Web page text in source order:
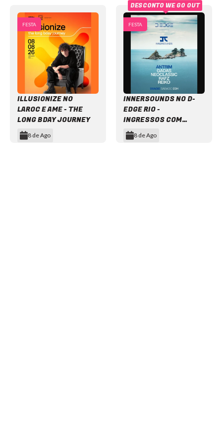
FESTA
ILLUSIONIZE NO
LAROC E AME - THE
LONG BDAY JOURNEY
8 de Ago
FESTA
INNERSOUNDS NO D-
EDGE RIO -
INGRESSOS COM
DESCONTO
8 de Ago
DESCONTO WE GO OUT